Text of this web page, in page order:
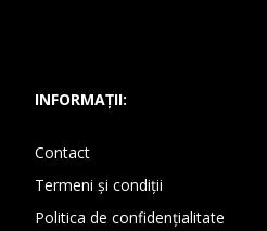
INFORMAȚII:
Contact
Termeni și condiții
Politica de confidențialitate